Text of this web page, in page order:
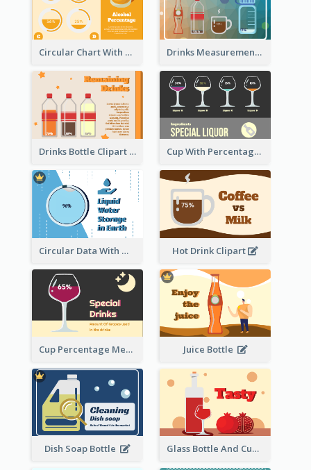
Circular Chart With Comparison Drinks Measurement Illustration
Drinks Bottle Clipart Cup With Percentage Measurement
Circular Data With Water Flow Hot Drink Clipart
Cup Percentage Measurement Juice Bottle
Dish Soap Bottle Glass Bottle And Cup Measurement